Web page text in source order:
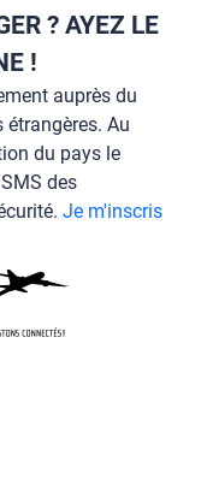
? AYEZ LE
!
auprès du
Au
du pays le
des
Je m'inscris